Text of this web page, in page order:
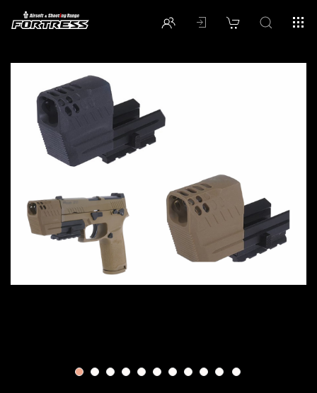
1 2 3 4 5 6 7 8 9 10 11